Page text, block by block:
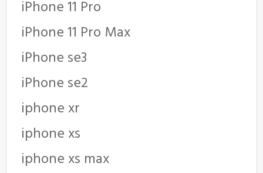
iPhone 11 Pro
iPhone 11 Pro Max
iPhone se3
iPhone se2
iphone xr
iphone xs
iphone xs max